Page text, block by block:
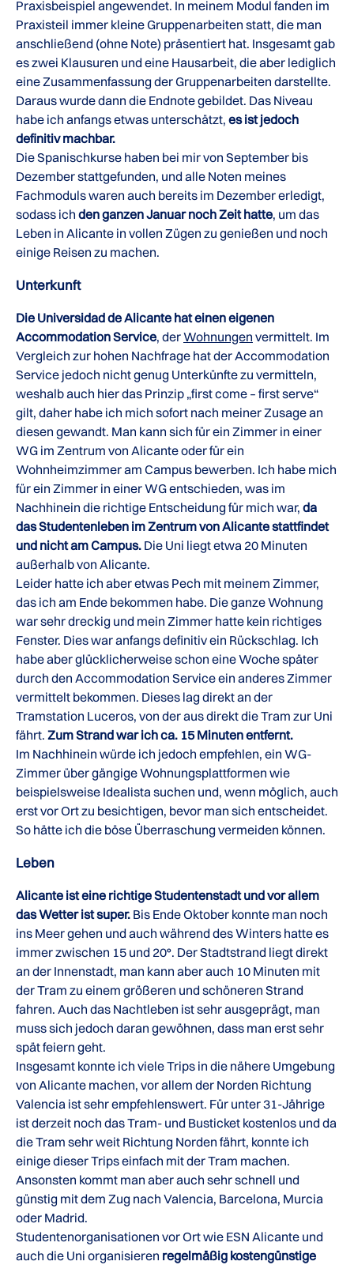
Praxisbeispiel angewendet. In meinem Modul fanden im
Praxisteil immer kleine Gruppenarbeiten statt, die man
anschließend (ohne Note) präsentiert hat. Insgesamt gab
es zwei Klausuren und eine Hausarbeit, die aber lediglich
eine Zusammenfassung der Gruppenarbeiten darstellte.
Daraus wurde dann die Endnote gebildet. Das Niveau
habe ich anfangs etwas unterschätzt, es ist jedoch
definitiv machbar.
Die Spanischkurse haben bei mir von September bis
Dezember stattgefunden, und alle Noten meines
Fachmoduls waren auch bereits im Dezember erledigt,
sodass ich den ganzen Januar noch Zeit hatte, um das
Leben in Alicante in vollen Zügen zu genießen und noch
einige Reisen zu machen.
Unterkunft
Die Universidad de Alicante hat einen eigenen
Accommodation Service, derWohnungen vermittelt. Im
Vergleich zur hohen Nachfrage hat der Accommodation
Service jedoch nicht genug Unterkünfte zu vermitteln,
weshalb auch hier das Prinzip „first come – first serve“
gilt, daher habe ich mich sofort nach meiner Zusage an
diesen gewandt. Man kann sich für ein Zimmer in einer
WG im Zentrum von Alicante oder für ein
Wohnheimzimmer am Campus bewerben. Ich habe mich
für ein Zimmer in einer WG entschieden, was im
Nachhinein die richtige Entscheidung für mich war, da
das Studentenleben im Zentrum von Alicante stattfindet
und nicht am Campus. Die Uni liegt etwa 20 Minuten
außerhalb von Alicante.
Leider hatte ich aber etwas Pech mit meinem Zimmer,
das ich am Ende bekommen habe. Die ganze Wohnung
war sehr dreckig und mein Zimmer hatte kein richtiges
Fenster. Dies war anfangs definitiv ein Rückschlag. Ich
habe aber glücklicherweise schon eine Woche später
durch den Accommodation Service ein anderes Zimmer
vermittelt bekommen. Dieses lag direkt an der
Tramstation Luceros, von der aus direkt die Tram zur Uni
fährt. Zum Strand war ich ca. 15 Minuten entfernt.
Im Nachhinein würde ich jedoch empfehlen, ein WG-
Zimmer über gängige Wohnungsplattformen wie
beispielsweise Idealista suchen und, wenn möglich, auch
erst vor Ort zu besichtigen, bevor man sich entscheidet.
So hätte ich die böse Überraschung vermeiden können.
Leben
Alicante ist eine richtige Studentenstadt und vor allem
das Wetter ist super. Bis Ende Oktober konnte man noch
ins Meer gehen und auch während des Winters hatte es
immer zwischen 15 und 20°. Der Stadtstrand liegt direkt
an der Innenstadt, man kann aber auch 10 Minuten mit
der Tram zu einem größeren und schöneren Strand
fahren. Auch das Nachtleben ist sehr ausgeprägt, man
muss sich jedoch daran gewöhnen, dass man erst sehr
spät feiern geht.
Insgesamt konnte ich viele Trips in die nähere Umgebung
von Alicante machen, vor allem der Norden Richtung
Valencia ist sehr empfehlenswert. Für unter 31-Jährige
ist derzeit noch das Tram- und Busticket kostenlos und da
die Tram sehr weit Richtung Norden fährt, konnte ich
einige dieser Trips einfach mit der Tram machen.
Ansonsten kommt man aber auch sehr schnell und
günstig mit dem Zug nach Valencia, Barcelona, Murcia
oder Madrid.
Studentenorganisationen vor Ort wie ESN Alicante und
auch die Uni organisieren regelmäßig kostengünstige